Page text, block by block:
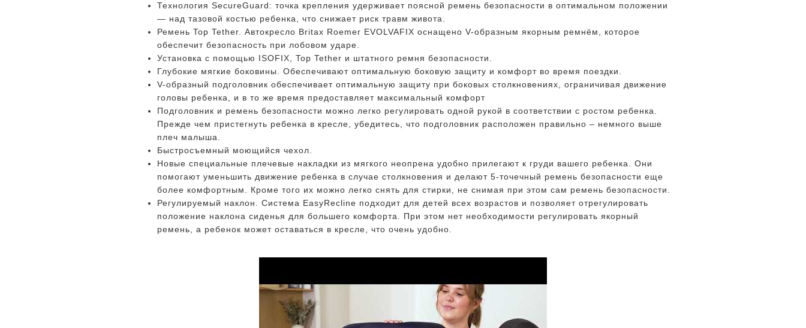
Технология SecureGuard: точка крепления удерживает поясной ремень безопасности в оптимальном положении
— над тазовой костью ребенка, что снижает риск травм живота.
Ремень Top Tether. Автокресло Britax Roemer EVOLVAFIX оснащено V-образным якорным ремнём, которое
обеспечит безопасность при лобовом ударе.
Установка с помощью ISOFIX, Top Tether и штатного ремня безопасности.
Глубокие мягкие боковины. Обеспечивают оптимальную боковую защиту и комфорт во время поездки.
V-образный подголовник обеспечивает оптимальную защиту при боковых столкновениях, ограничивая движение
головы ребенка, и в то же время предоставляет максимальный комфорт
Подголовник и ремень безопасности можно легко регулировать одной рукой в соответствии с ростом ребенка.
Прежде чем пристегнуть ребенка в кресле, убедитесь, что подголовник расположен правильно – немного выше
плеч малыша.
Быстросъемный моющийся чехол.
Новые специальные плечевые накладки из мягкого неопрена удобно прилегают к груди вашего ребенка. Они
помогают уменьшить движение ребенка в случае столкновения и делают 5-точечный ремень безопасности еще
более комфортным. Кроме того их можно легко снять для стирки, не снимая при этом сам ремень безопасности.
Регулируемый наклон. Система EasyRecline подходит для детей всех возрастов и позволяет отрегулировать
положение наклона сиденья для большего комфорта. При этом нет необходимости регулировать якорный
ремень, а ребенок может оставаться в кресле, что очень удобно.